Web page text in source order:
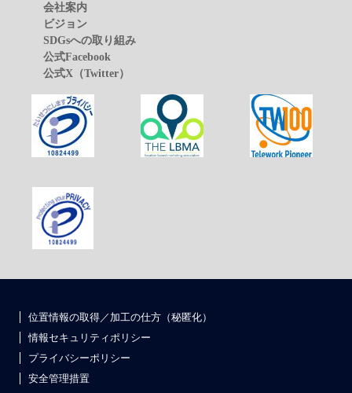
会社案内
ビジョン
SDGsへの取り組み
公式Facebook
公式X（Twitter）
位置情報の取得／加工の仕方（秘匿化）
情報セキュリティポリシー
プライバシーポリシー
安全管理措置